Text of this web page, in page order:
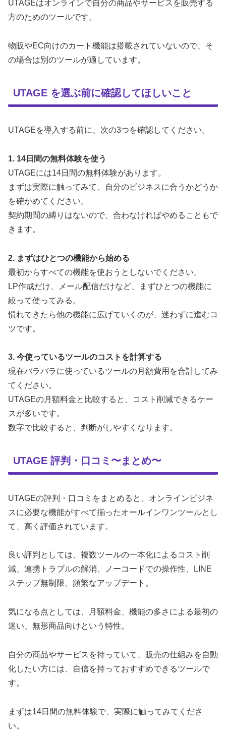
UTAGEはオンラインで自分の商品やサービスを販売する
方のためのツールです。
物販やEC向けのカート機能は搭載されていないので、そ
の場合は別のツールが適しています。
UTAGE を選ぶ前に確認してほしいこと
UTAGEを導入する前に、次の3つを確認してください。
1. 14日間の無料体験を使う
UTAGEには14日間の無料体験があります。
まずは実際に触ってみて、自分のビジネスに合うかどうか
を確かめてください。
契約期間の縛りはないので、合わなければやめることもで
きます。
2. まずはひとつの機能から始める
最初からすべての機能を使おうとしないでください。
LP作成だけ、メール配信だけなど、まずひとつの機能に
絞って使ってみる。
慣れてきたら他の機能に広げていくのが、迷わずに進むコ
ツです。
3. 今使っているツールのコストを計算する
現在バラバラに使っているツールの月額費用を合計してみ
てください。
UTAGEの月額料金と比較すると、コスト削減できるケー
スが多いです。
数字で比較すると、判断がしやすくなります。
UTAGE 評判・口コミ〜まとめ〜
UTAGEの評判・口コミをまとめると、オンラインビジネ
スに必要な機能がすべて揃ったオールインワンツールとし
て、高く評価されています。
良い評判としては、複数ツールの一本化によるコスト削
減、連携トラブルの解消、ノーコードでの操作性、LINE
ステップ無制限、頻繁なアップデート。
気になる点としては、月額料金、機能の多さによる最初の
迷い、無形商品向けという特性。
自分の商品やサービスを持っていて、販売の仕組みを自動
化したい方には、自信を持っておすすめできるツールで
す。
まずは14日間の無料体験で、実際に触ってみてくださ
い。